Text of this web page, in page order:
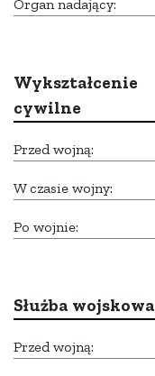
Organ nadający:
Wykształcenie
cywilne
Przed wojną:
W czasie wojny:
Po wojnie:
Służba wojskowa
Przed wojną: